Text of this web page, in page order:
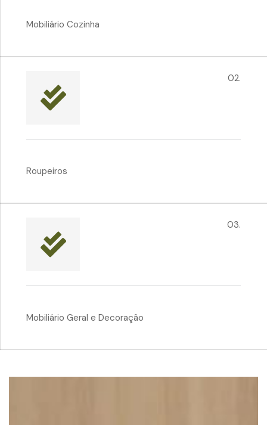
Mobiliário Cozinha
02.
Roupeiros
03.
Mobiliário Geral e Decoração